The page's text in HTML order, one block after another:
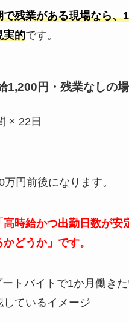
で残業がある現場なら、
実的です。
1,200 円・残業なしの
× 22 日
万円前後になります。
高時給かつ出勤日数が安
どうか」です。